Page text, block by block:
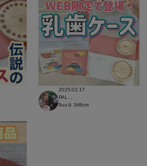
2025.02.17
Suu☺︎ 168cm